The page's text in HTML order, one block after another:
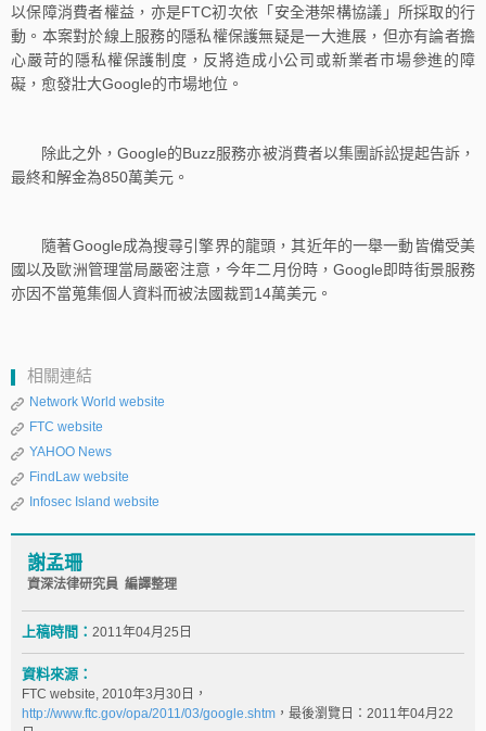
以保障消費者權益，亦是FTC初次依「安全港架構協議」所採取的行
動。本案對於線上服務的隱私權保護無疑是一大進展，但亦有論者擔
心嚴苛的隱私權保護制度，反將造成小公司或新業者市場參進的障
礙，愈發壯大Google的市場地位。
除此之外，Google的Buzz服務亦被消費者以集團訴訟提起告訴，
最終和解金為850萬美元。
隨著Google成為搜尋引擎界的龍頭，其近年的一舉一動皆備受美
國以及歐洲管理當局嚴密注意，今年二月份時，Google即時街景服務
亦因不當蒐集個人資料而被法國裁罰14萬美元。
相關連結
Network World website
FTC website
YAHOO News
FindLaw website
Infosec Island website
謝孟珊
資深法律研究員 編譯整理
上稿時間： 2011年04月25日
資料來源：
FTC website, 2010年3月30日，
http://www.ftc.gov/opa/2011/03/google.shtm ，最後瀏覽日：2011年04月22